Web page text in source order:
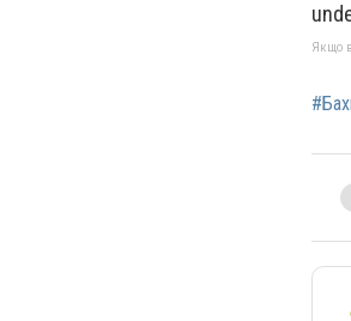
Якщо